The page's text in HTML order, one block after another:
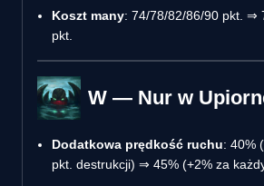
Koszt many: 74/78/82/86/90 pkt. ⇒
pkt.
W — Nur w
Dodatkowa prędkość ruchu: 40%
pkt. destrukcji) ⇒ 45% (+2% za